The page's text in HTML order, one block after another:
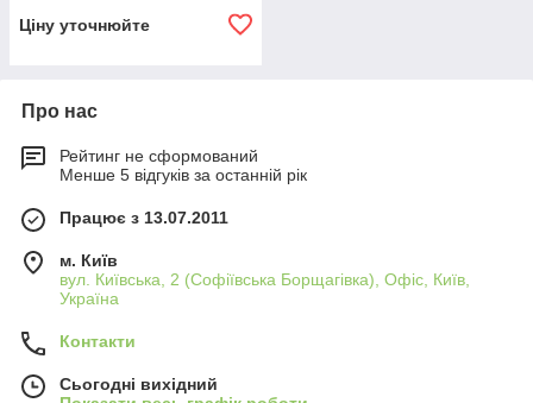
Ціну уточнюйте
Про нас
Рейтинг не сформований
Менше 5 відгуків за останній рік
Працює з 13.07.2011
м. Київ
вул. Київська, 2 (Софіївська Борщагівка), Офіс, Київ,
Україна
Контакти
Сьогодні вихідний